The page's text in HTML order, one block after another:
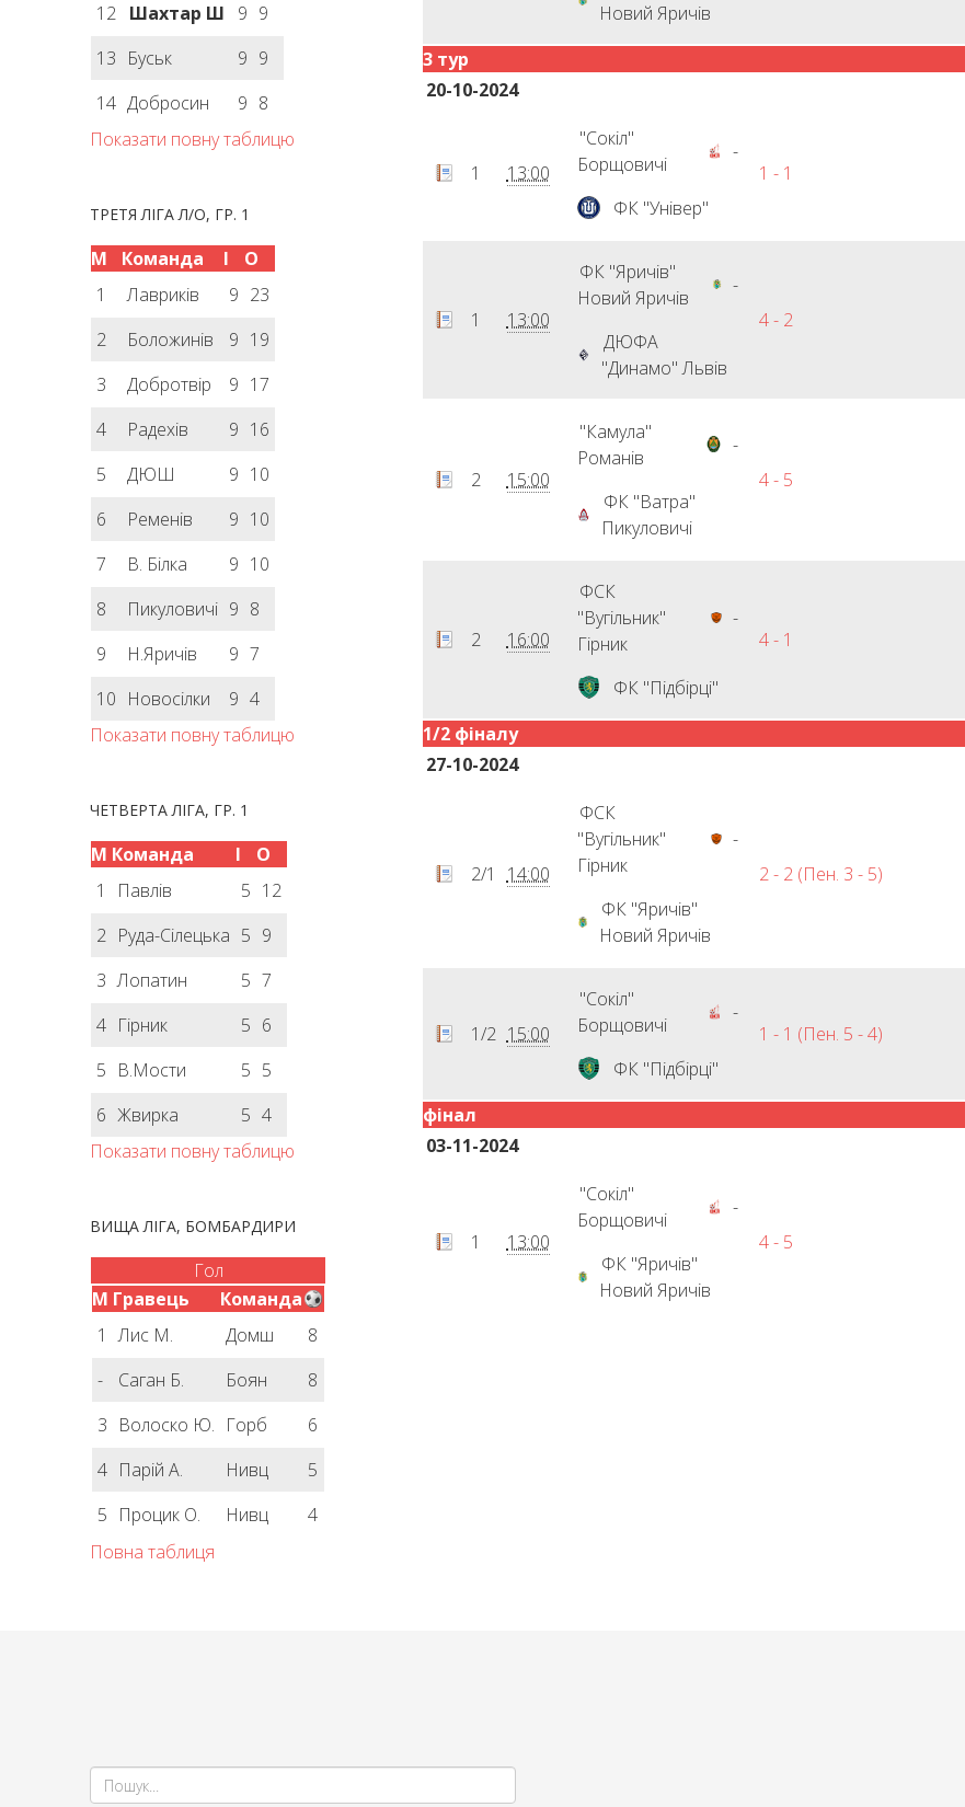
12 Шахтар Ш 9 9
13 Буськ 9 9
14 Добросин 9 8
Показати повну таблицю
ТРЕТЯ ЛІГА Л/О, ГР. 1
М Команда І
О
1
Лавриків 9 23
2
Боложинів 9 19
3
Добротвір 9 17
4
Радехів 9 16
5
ДЮШ 9 10
6
Ременів 9 10
7
В. Білка 9 10
8
Пикуловичі 9 8
9
Н.Яричів 9 7
10 Новосілки 9 4
Показати повну таблицю
ЧЕТВЕРТА ЛІГА, ГР. 1
М Команда І
О
1
Павлів 5 12
2 Руда-Сілецька 5 9
3 Лопатин 5 7
4 Гірник 5 6
5 В.Мости 5 5
6 Жвирка 5 4
Показати повну таблицю
ВИЩА ЛІГА, БОМБАРДИРИ
Гол
М Гравець
Команда
1
Лис М. Домш
8
-
Саган Б. Боян
8
3 Волоско Ю. Горб
6
4 Парій А. Нивц
5
5 Процик О. Нивц
4
Повна таблиця
Новий Яричів
3 тур
20-10-2024
1 13:00
"Сокіл"
Борщовичі
-
ФК "Універ"
1 - 1
1 13:00
ФК "Яричів"
Новий Яричів
-
ДЮФА
"Динамо" Львів
4 - 2
2 15:00
"Камула"
Романів
-
ФК "Ватра"
Пикуловичі
4 - 5
2 16:00
ФСК
"Вугільник"
Гірник
-
ФК "Підбірці"
4 - 1
1/2 фіналу
27-10-2024
2/1 14:00
ФСК
"Вугільник"
Гірник
-
ФК "Яричів"
Новий Яричів
2 - 2 (Пен. 3 - 5)
1/2 15:00
"Сокіл"
Борщовичі
-
ФК "Підбірці"
1 - 1 (Пен. 5 - 4)
фінал
03-11-2024
1 13:00
"Сокіл"
Борщовичі
-
ФК "Яричів"
Новий Яричів
4 - 5